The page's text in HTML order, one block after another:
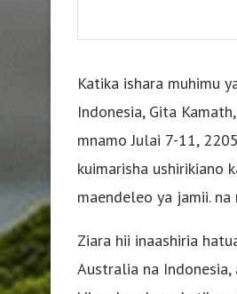
Katika ishara muhimu
Indonesia, Gita
mnamo Julai 7-11,
kuimarisha ushirikiano
maendeleo ya jamii.
Ziara hii inaashiria
Australia na